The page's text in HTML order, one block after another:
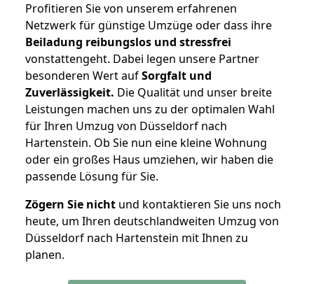
Profitieren Sie von unserem erfahrenen
Netzwerk für günstige Umzüge oder dass ihre
Beiladung reibungslos und stressfrei
vonstattengeht. Dabei legen unsere Partner
besonderen Wert aufSorgfalt und
Zuverlässigkeit. Die Qualität und unser breite
Leistungen machen uns zu der optimalen Wahl
für Ihren Umzug von Düsseldorf nach
Hartenstein. Ob Sie nun eine kleine Wohnung
oder ein großes Haus umziehen, wir haben die
passende Lösung für Sie.
Zögern Sie nicht und kontaktieren Sie uns noch
heute, um Ihren deutschlandweiten Umzug von
Düsseldorf nach Hartenstein mit Ihnen zu
planen.